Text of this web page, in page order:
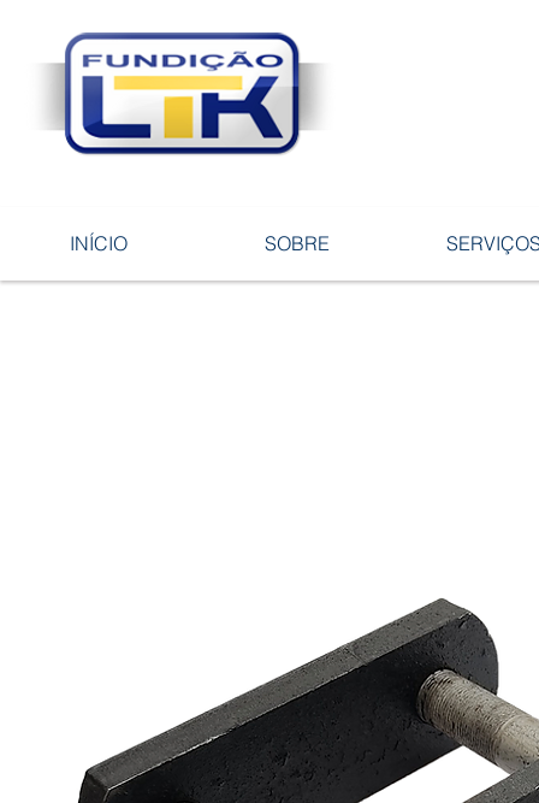
INÍCIO SOBRE